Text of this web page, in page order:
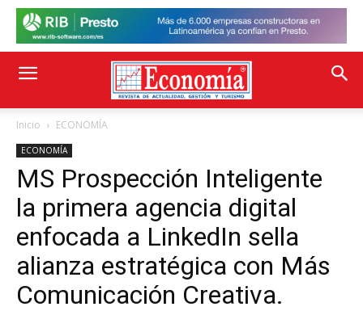
Inicio ECONOMÍA
ECONOMÍA
MS Prospección Inteligente
la primera agencia digital
enfocada a LinkedIn sella
alianza estratégica con Más
Comunicación Creativa.